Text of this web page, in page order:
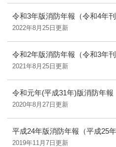
令和3年版消防年報（令和4年刊
2022年8月25日更新
令和2年版消防年報（令和3年刊
2021年8月25日更新
令和元年(平成31年)版消防年報
2020年8月27日更新
平成24年版消防年報（平成25年
2019年11月7日更新